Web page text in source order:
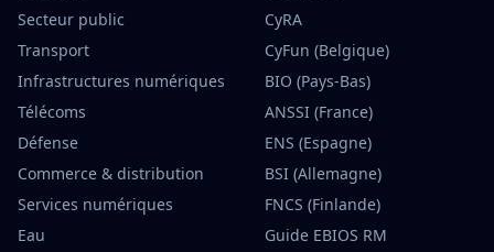
Secteur public
Transport
Infrastructures numériques
Télécoms
Défense
Commerce & distribution
Services numériques
Eau
CyRA
CyFun (Belgique)
BIO (Pays-Bas)
ANSSI (France)
ENS (Espagne)
BSI (Allemagne)
FNCS (Finlande)
Guide EBIOS RM